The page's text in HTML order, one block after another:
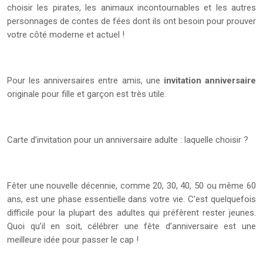
choisir les pirates, les animaux incontournables et les autres
personnages de contes de fées dont ils ont besoin pour prouver
votre côté moderne et actuel !
Pour les anniversaires entre amis, une invitation anniversaire
originale pour fille et garçon est très utile.
Carte d’invitation pour un anniversaire adulte : laquelle choisir ?
Fêter une nouvelle décennie, comme 20, 30, 40, 50 ou même 60
ans, est une phase essentielle dans votre vie. C’est quelquefois
difficile pour la plupart des adultes qui préfèrent rester jeunes.
Quoi qu’il en soit, célébrer une fête d’anniversaire est une
meilleure idée pour passer le cap !